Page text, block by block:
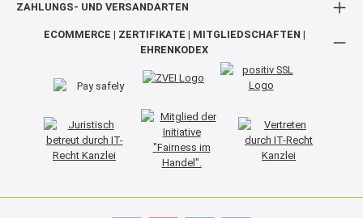
a
st
ZAHLUNGS- UND VERSANDARTEN
ECOMMERCE | ZERTIFIKATE | MITGLIEDSCHAFTEN |
EHRENKODEX